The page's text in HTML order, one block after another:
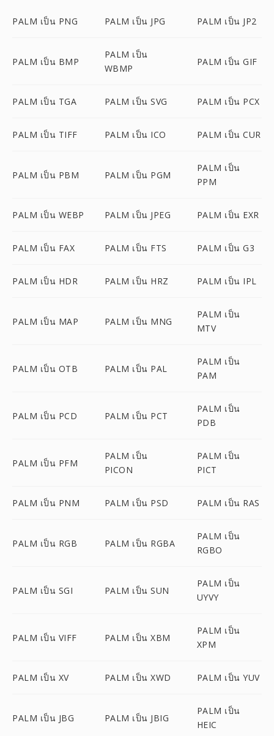
PALM เป็น PNG PALM เป็น JPG PALM เป็น JP2
PALM เป็น BMP
PALM เป็น
WBMP
PALM เป็น GIF
PALM เป็น TGA PALM เป็น SVG PALM เป็น PCX
PALM เป็น TIFF PALM เป็น ICO PALM เป็น CUR
PALM เป็น PBM PALM เป็น PGM
PALM เป็น
PPM
PALM เป็น WEBP PALM เป็น JPEG PALM เป็น EXR
PALM เป็น FAX PALM เป็น FTS PALM เป็น G3
PALM เป็น HDR PALM เป็น HRZ PALM เป็น IPL
PALM เป็น MAP PALM เป็น MNG
PALM เป็น
MTV
PALM เป็น OTB PALM เป็น PAL
PALM เป็น
PAM
PALM เป็น PCD PALM เป็น PCT
PALM เป็น
PDB
PALM เป็น PFM
PALM เป็น
PICON
PALM เป็น
PICT
PALM เป็น PNM PALM เป็น PSD PALM เป็น RAS
PALM เป็น RGB PALM เป็น RGBA
PALM เป็น
RGBO
PALM เป็น SGI PALM เป็น SUN
PALM เป็น
UYVY
PALM เป็น VIFF PALM เป็น XBM
PALM เป็น
XPM
PALM เป็น XV PALM เป็น XWD PALM เป็น YUV
PALM เป็น JBG PALM เป็น JBIG
PALM เป็น
HEIC